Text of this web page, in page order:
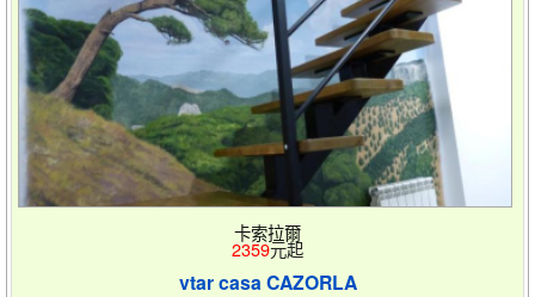
卡索拉爾
2359元起
vtar casa CAZORLA